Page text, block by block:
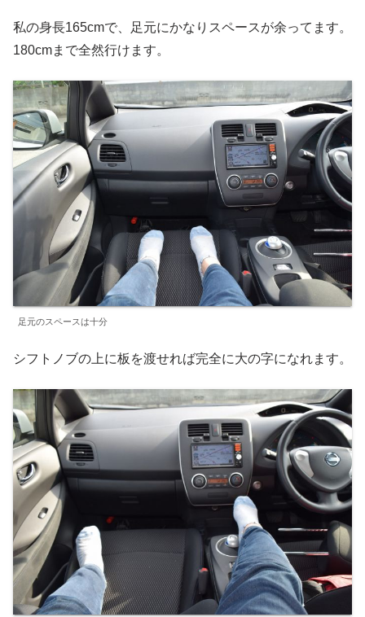
私の身長165cmで、足元にかなりスペースが余ってます。
180cmまで全然行けます。
足元のスペースは十分
シフトノブの上に板を渡せれば完全に大の字になれます。